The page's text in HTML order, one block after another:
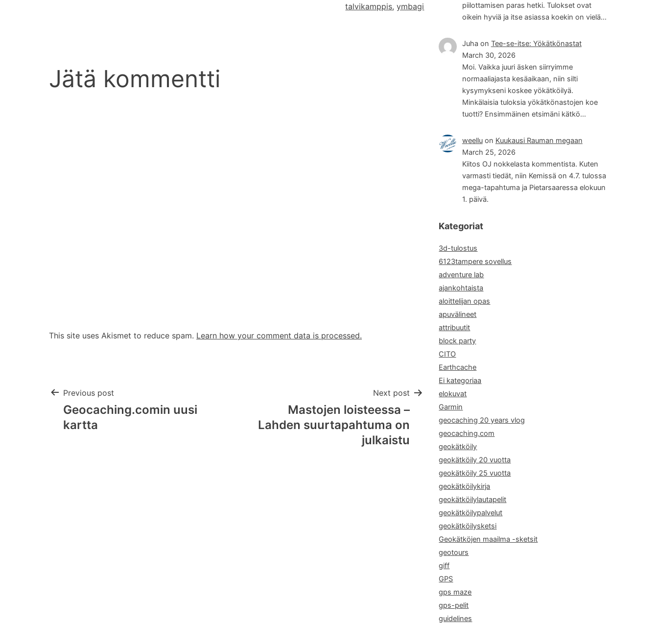
talvikamppis,ymbagi
Jätä kommentti
This site uses Akismet to reduce spam. Learn how your comment data is processed.
Post
navigation
Previous post
Geocaching.comin uusi
kartta
Next post
Mastojen loisteessa –
Lahden suurtapahtuma on
julkaistu
piilottamisen paras hetki. Tulokset ovat
oikein hyviä ja itse asiassa koekin on vielä…
Juha on Tee-se-itse: Yökätkönastat
March 30, 2026
Moi. Vaikka juuri äsken siirryimme
normaaliajasta kesäaikaan, niin silti
kysymykseni koskee yökätköilyä.
Minkälaisia tuloksia yökätkönastojen koe
tuotti? Ensimmäinen etsimäni kätkö…
weelluon Kuukausi Rauman megaan
March 25, 2026
Kiitos OJ nokkelasta kommentista. Kuten
varmasti tiedät, niin Kemissä on 4.7. tulossa
mega-tapahtuma ja Pietarsaaressa elokuun
1. päivä.
Kategoriat
3d-tulostus
6123tampere sovellus
adventure lab
ajankohtaista
aloittelijan opas
apuvälineet
attribuutit
block party
CITO
Earthcache
Ei kategoriaa
elokuvat
Garmin
geocaching 20 years vlog
geocaching.com
geokätköily
geokätköily 20 vuotta
geokätköily 25 vuotta
geokätköilykirja
geokätköilylautapelit
geokätköilypalvelut
geokätköilysketsi
Geokätköjen maailma -sketsit
geotours
giff
GPS
gps maze
gps-pelit
guidelines